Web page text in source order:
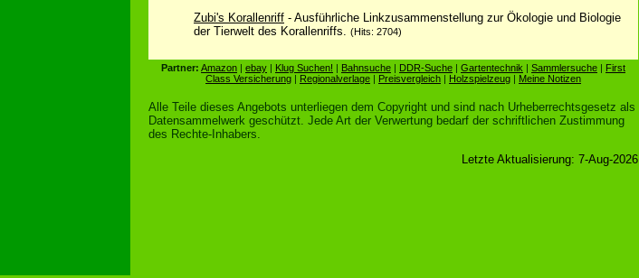
Zubi's Korallenriff - Ausführliche Linkzusammenstellung zur Ökologie und Biologie
der Tierwelt des Korallenriffs. (Hits: 2704)
Partner: Amazon | ebay | Klug Suchen! | Bahnsuche | DDR-Suche | Gartentechnik | Sammlersuche | First
Class Versicherung | Regionalverlage | Preisvergleich | Holzspielzeug | Meine Notizen
Alle Teile dieses Angebots unterliegen dem Copyright und sind nach Urheberrechtsgesetz als
Datensammelwerk geschützt. Jede Art der Verwertung bedarf der schriftlichen Zustimmung
des Rechte-Inhabers.
Letzte Aktualisierung: 7-Aug-2026